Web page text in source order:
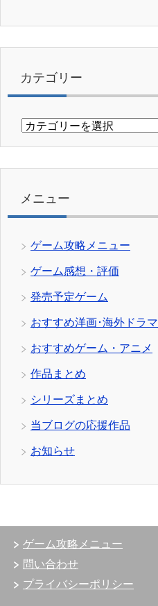
カテゴリー
カ
リ
メニュー
ゲーム攻略メニュー
ゲーム感想・評価
発売予定ゲーム
おすすめ洋画･海外ドラマ
おすすめゲーム・アニメ
作品まとめ
シリーズまとめ
当ブログの応援作品
お知らせ
ゲーム攻略メニュー
問い合わせ
プライバシーポリシー